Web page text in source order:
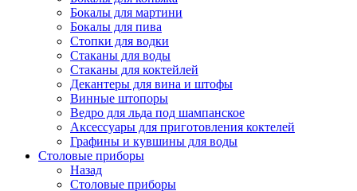
Бокалы для мартини
Бокалы для пива
Стопки для водки
Стаканы для воды
Стаканы для коктейлей
Декантеры для вина и штофы
Винные штопоры
Ведро для льда под шампанское
Аксессуары для приготовления коктелей
Графины и кувшины для воды
Столовые приборы
Назад
Столовые приборы